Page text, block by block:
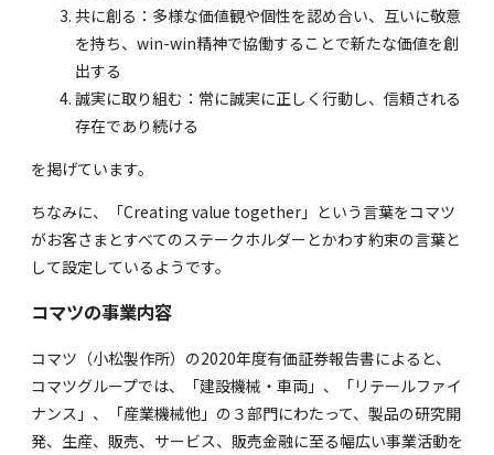
共に創る：多様な価値観や個性を認め合い、互いに敬意
を持ち、win-win精神で協働することで新たな価値を創
出する
誠実に取り組む：常に誠実に正しく行動し、信頼される
存在であり続ける
を掲げています。
ちなみに、「Creating value together」という言葉をコマツ
がお客さまとすべてのステークホルダーとかわす約束の言葉と
して設定しているようです。
コマツの事業内容
コマツ（小松製作所）の2020年度有価証券報告書によると、
コマツグループでは、「建設機械・車両」、「リテールファイ
ナンス」、「産業機械他」の３部門にわたって、製品の研究開
発、生産、販売、サービス、販売金融に至る幅広い事業活動を